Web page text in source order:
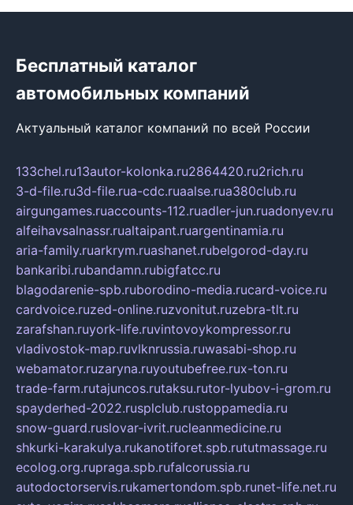
Бесплатный каталог
автомобильных компаний
Актуальный каталог компаний по всей России
133chel.ru13autor-kolonka.ru2864420.ru2rich.ru
3-d-file.ru3d-file.rua-cdc.ruaalse.rua380club.ru
airgungames.ruaccounts-112.ruadler-jun.ruadonyev.ru
alfeihavsalnassr.rualtaipant.ruargentinamia.ru
aria-family.ruarkrym.ruashanet.rubelgorod-day.ru
bankaribi.rubandamn.rubigfatcc.ru
blagodarenie-spb.ruborodino-media.rucard-voice.ru
cardvoice.ruzed-online.ruzvonitut.ruzebra-tlt.ru
zarafshan.ruyork-life.ruvintovoykompressor.ru
vladivostok-map.ruvlknrussia.ruwasabi-shop.ru
webamator.ruzaryna.ruyoutubefree.rux-ton.ru
trade-farm.rutajuncos.rutaksu.rutor-lyubov-i-grom.ru
spayderhed-2022.rusplclub.rustoppamedia.ru
snow-guard.ruslovar-ivrit.rucleanmedicine.ru
shkurki-karakulya.rukanotiforet.spb.rututmassage.ru
ecolog.org.rupraga.spb.rufalcorussia.ru
autodoctorservis.rukamertondom.spb.runet-life.net.ru